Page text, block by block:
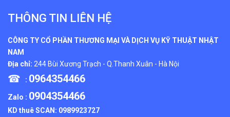
THÔNG TIN LIÊN HỆ
CÔNG TY CỔ PHẦN THƯƠNG MẠI VÀ DỊCH VỤ KỸ THUẬT NHẬT
NAM
Địa chỉ: 244 Bùi Xương Trạch - Q.Thanh Xuân - Hà Nội
☎ : 0964354466
Zalo : 0904354466
KD thuê SCAN: 0989923727